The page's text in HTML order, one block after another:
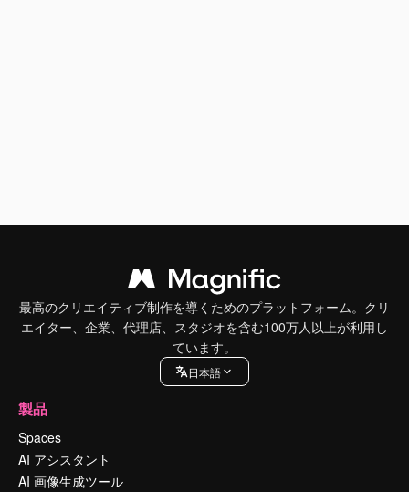
最高のクリエイティブ制作を導くためのプラットフォーム。クリ
エイター、企業、代理店、スタジオを含む100万人以上が利用し
ています。
日本語
製品
Spaces
AI アシスタント
AI 画像生成ツール